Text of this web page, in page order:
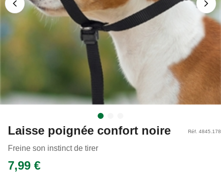
Laisse poignée confort noire
Freine son instinct de tirer
Réf. 4845.178
7,99 €